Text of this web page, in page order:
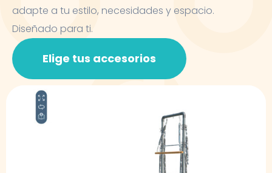
adapte a tu estilo, necesidades y espacio.
Diseñado para ti.
Elige tus accesorios